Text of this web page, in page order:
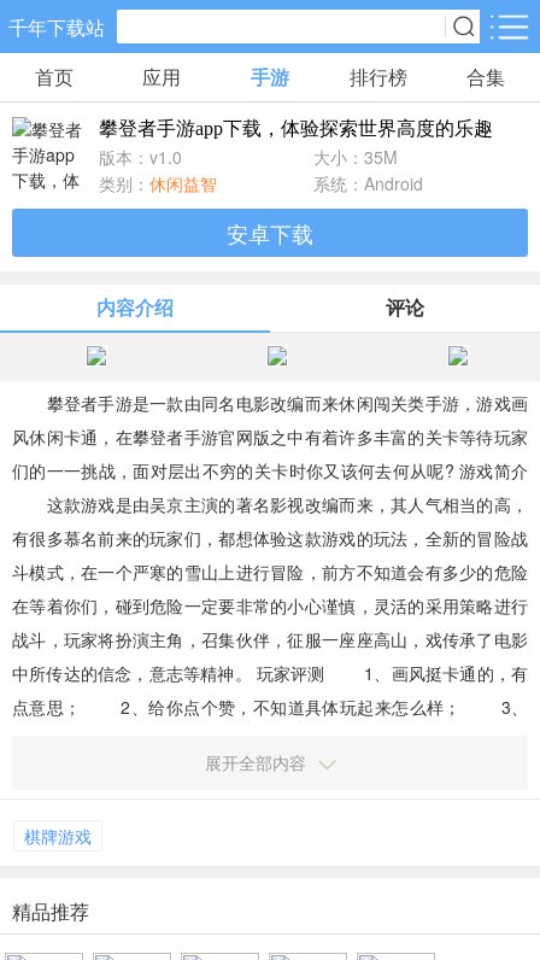
千年下载站
手游分类 应用分类
卡牌回合
10款手游
38款手游
飞行射击
策略塔防
体育竞速
冒险解谜
模拟经营
5款手游
音乐舞蹈
0款手游
儿童教育
0款手游
首页 应用 手游 排行榜 合集
攀登者手游app下载，体验探索世界高度的乐趣
版本：v1.0
大小：35M
类别： 休闲益智 系统：Android
安卓下载
内容介绍 评论
攀登者手游是一款由同名电影改编而来休闲闯关类手游，游戏画
风休闲卡通，在攀登者手游官网版之中有着许多丰富的关卡等待玩家
们的一一挑战，面对层出不穷的关卡时你又该何去何从呢? 游戏简介
这款游戏是由吴京主演的著名影视改编而来，其人气相当的高，
有很多慕名前来的玩家们，都想体验这款游戏的玩法，全新的冒险战
斗模式，在一个严寒的雪山上进行冒险，前方不知道会有多少的危险
在等着你们，碰到危险一定要非常的小心谨慎，灵活的采用策略进行
战斗，玩家将扮演主角，召集伙伴，征服一座座高山，戏传承了电影
中所传达的信念，意志等精神。 玩家评测 1、画风挺卡通的，有
点意思； 2、给你点个赞，不知道具体玩起来怎么样； 3、
展开全部内容
棋牌游戏
精品推荐